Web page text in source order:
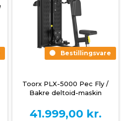
Bestillingsvare
Toorx PLX-5000 Pec Fly /
Bakre deltoid-maskin
41.999,00 kr.